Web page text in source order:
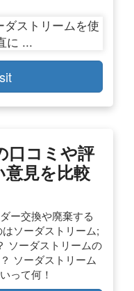
口コミや評
意見を比較
ー交換や廃棄する
ソーダストリーム;
ソーダストリームの
ソーダストリーム
って何！